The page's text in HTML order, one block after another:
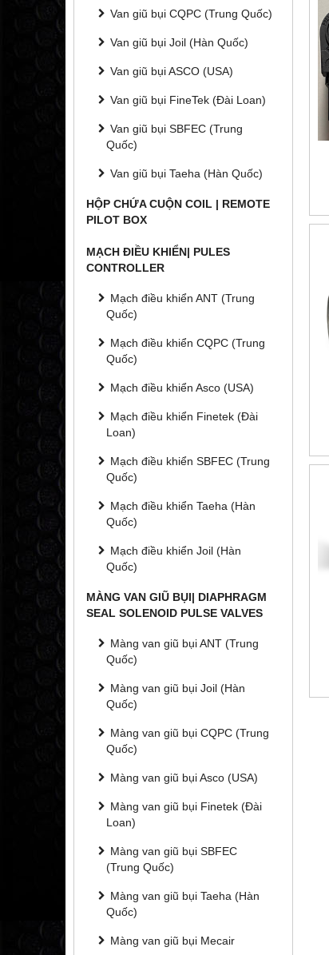
Van giũ bụi CQPC (Trung Quốc)
Van giũ bụi Joil (Hàn Quốc)
Van giũ bụi ASCO (USA)
Van giũ bụi FineTek (Đài Loan)
Van giũ bụi SBFEC (Trung
Quốc)
Van giũ bụi Taeha (Hàn Quốc)
HỘP CHỨA CUỘN COIL | REMOTE
PILOT BOX
MẠCH ĐIỀU KHIỂN| PULES
CONTROLLER
Mạch điều khiển ANT (Trung
Quốc)
Mạch điều khiển CQPC (Trung
Quốc)
Mạch điều khiển Asco (USA)
Mạch điều khiển Finetek (Đài
Loan)
Mạch điều khiển SBFEC (Trung
Quốc)
Mạch điều khiển Taeha (Hàn
Quốc)
Mạch điều khiển Joil (Hàn
Quốc)
MÀNG VAN GIŨ BỤI| DIAPHRAGM
SEAL SOLENOID PULSE VALVES
Màng van giũ bụi ANT (Trung
Quốc)
Màng van giũ bụi Joil (Hàn
Quốc)
Màng van giũ bụi CQPC (Trung
Quốc)
Màng van giũ bụi Asco (USA)
Màng van giũ bụi Finetek (Đài
Loan)
Màng van giũ bụi SBFEC
(Trung Quốc)
Màng van giũ bụi Taeha (Hàn
Quốc)
Màng van giũ bụi Mecair